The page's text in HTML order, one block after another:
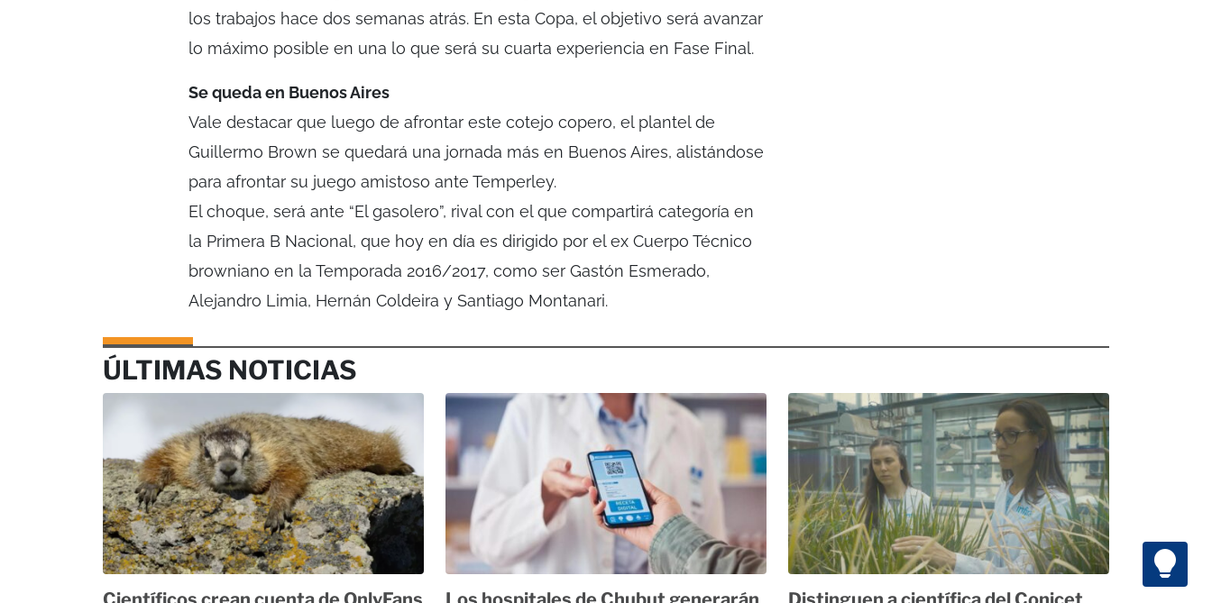
los trabajos hace dos semanas atrás. En esta Copa, el objetivo será avanzar
lo máximo posible en una lo que será su cuarta experiencia en Fase Final.
Se queda en Buenos Aires
Vale destacar que luego de afrontar este cotejo copero, el plantel de
Guillermo Brown se quedará una jornada más en Buenos Aires, alistándose
para afrontar su juego amistoso ante Temperley.
El choque, será ante “El gasolero”, rival con el que compartirá categoría en
la Primera B Nacional, que hoy en día es dirigido por el ex Cuerpo Técnico
browniano en la Temporada 2016/2017, como ser Gastón Esmerado,
Alejandro Limia, Hernán Coldeira y Santiago Montanari.
ÚLTIMAS NOTICIAS